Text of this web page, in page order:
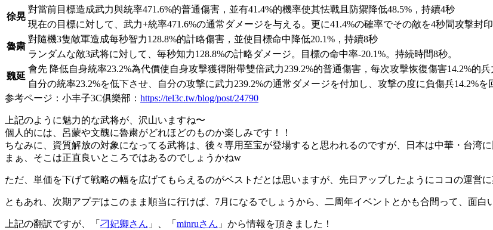
徐晃
對當前目標造成武力與統率471.6%的普通傷害，並有41.4%的機率使其怯戰且防禦降低48.5%，持續4秒
現在の目標に対して、武力+統率471.6%の通常ダメージを与える。更に41.4%の確率でその敵を4秒間攻撃封
魯粛
對隨機3隻敵軍造成每秒智力128.8%的計略傷害，並使目標命中降低20.1%，持續8秒
ランダムな敵3武将に対して、毎秒知力128.8%の計略ダメージ。目標の命中率-20.1%。持続時間8秒。
魏延
會先 降低自身統率23.2%為代價使自身攻擊獲得附帶雙倍武力239.2%的普通傷害，每次攻擊恢復傷害14.2%的
自分の統率23.2%を低下させ、自分の攻撃に武力239.2%の通常ダメージを付加し、攻撃の度に負傷兵14.2%を
参考ページ：小丰子3C俱樂部： https://tel3c.tw/blog/post/24790
上記のように魅力的な武将が、沢山いますね〜
個人的には、呂蒙や文醜に魯粛がどれほどのものか楽しみです！！
ちなみに、資質解放の対象になってる武将は、後々専用至宝が登場すると思われるのですが、日本は中華・台湾
まぁ、そこは正直良いところではあるのでしょうかねw
ただ、単価を下げて戦略の幅を広げてもらえるのがベストだとは思いますが、先日アップしたようにココの運営
ともあれ、次期アプデはこのまま順当に行けば、7月になるでしょうから、二周年イベントとかも合間って、面白
上記の翻訳ですが、「 刁妃卿さん 」、「 minruさん 」から情報を頂きました！